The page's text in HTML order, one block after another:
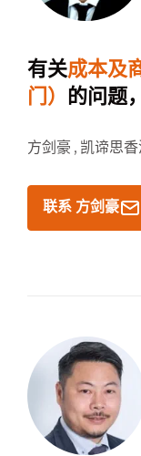
有关成本及
门）
的问题
方剑豪 , 凯谛思
联系 方剑豪